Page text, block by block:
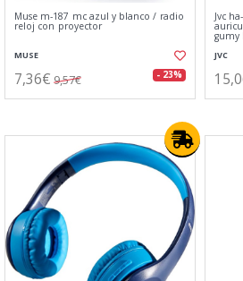
Muse m-187 mc azul y blanco / radio
reloj con proyector
MUSE
7,36€ 9,57€ - 23%
Jvc
gumy
JVC